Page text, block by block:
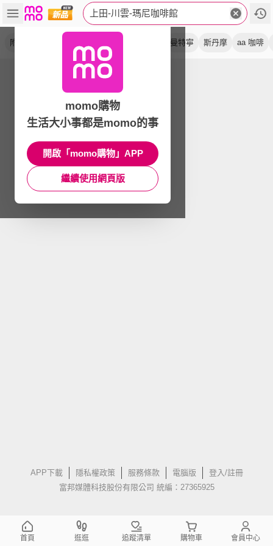
上田-川雲-瑪尼咖啡館
附提袋 曼特寧 斯丹摩 aa 咖啡
APP下載 隱私權政策 服務條款 電腦版
登入/註冊
富邦媒體科技股份有限公司 統編：27365925
momo購物
生活大小事都是momo的事
開啟「momo購物」APP
繼續使用網頁版
首頁 逛逛 追蹤清單 購物車 會員中心